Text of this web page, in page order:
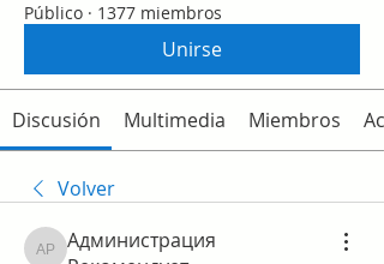
Público · 1377 miembros
Unirse
Discusión Multimedia Miembros
Volver
Администрация Рекомендует
Администрация